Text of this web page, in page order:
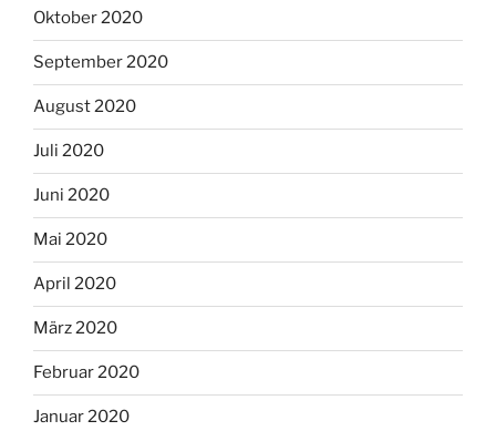
Oktober 2020
September 2020
August 2020
Juli 2020
Juni 2020
Mai 2020
April 2020
März 2020
Februar 2020
Januar 2020